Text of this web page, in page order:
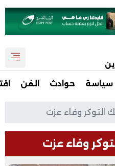
سياسة حوادث الفن
التوكر وفاء عزت
وفاء عزت